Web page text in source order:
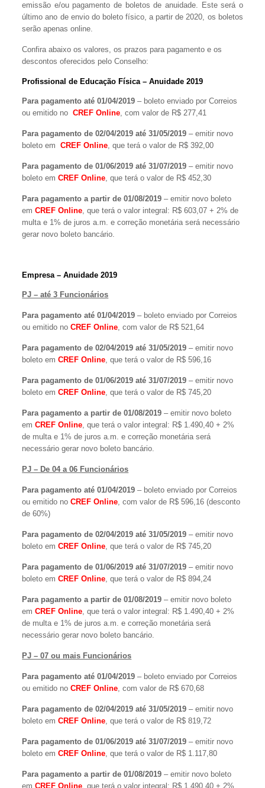
emissão e/ou pagamento de boletos de anuidade. Este será o
último ano de envio do boleto físico, a partir de 2020, os boletos
serão apenas online.
Confira abaixo os valores, os prazos para pagamento e os
descontos oferecidos pelo Conselho:
Profissional de Educação Física – Anuidade 2019
Para pagamento até 01/04/2019 – boleto enviado por Correios
ou emitido noCREF Online, com valor de R$ 277,41
Para pagamento de 02/04/2019 até 31/05/2019 – emitir novo
boleto emCREF Online, que terá o valor de R$ 392,00
Para pagamento de 01/06/2019 até 31/07/2019 – emitir novo
boleto emCREF Online, que terá o valor de R$ 452,30
Para pagamento a partir de 01/08/2019 – emitir novo boleto
emCREF Online, que terá o valor integral: R$ 603,07 + 2% de
multa e 1% de juros a.m. e correção monetária será necessário
gerar novo boleto bancário.
Empresa – Anuidade 2019
PJ – até 3 Funcionários
Para pagamento até 01/04/2019 – boleto enviado por Correios
ou emitido noCREF Online, com valor de R$ 521,64
Para pagamento de 02/04/2019 até 31/05/2019 – emitir novo
boleto emCREF Online, que terá o valor de R$ 596,16
Para pagamento de 01/06/2019 até 31/07/2019 – emitir novo
boleto emCREF Online, que terá o valor de R$ 745,20
Para pagamento a partir de 01/08/2019 – emitir novo boleto
emCREF Online, que terá o valor integral: R$ 1.490,40 + 2%
de multa e 1% de juros a.m. e correção monetária será
necessário gerar novo boleto bancário.
PJ – De 04 a 06 Funcionários
Para pagamento até 01/04/2019 – boleto enviado por Correios
ou emitido noCREF Online, com valor de R$ 596,16 (desconto
de 60%)
Para pagamento de 02/04/2019 até 31/05/2019 – emitir novo
boleto emCREF Online, que terá o valor de R$ 745,20
Para pagamento de 01/06/2019 até 31/07/2019 – emitir novo
boleto emCREF Online, que terá o valor de R$ 894,24
Para pagamento a partir de 01/08/2019 – emitir novo boleto
emCREF Online, que terá o valor integral: R$ 1.490,40 + 2%
de multa e 1% de juros a.m. e correção monetária será
necessário gerar novo boleto bancário.
PJ – 07 ou mais Funcionários
Para pagamento até 01/04/2019 – boleto enviado por Correios
ou emitido noCREF Online, com valor de R$ 670,68
Para pagamento de 02/04/2019 até 31/05/2019 – emitir novo
boleto emCREF Online, que terá o valor de R$ 819,72
Para pagamento de 01/06/2019 até 31/07/2019 – emitir novo
boleto emCREF Online, que terá o valor de R$ 1.117,80
Para pagamento a partir de 01/08/2019 – emitir novo boleto
emCREF Online, que terá o valor integral: R$ 1.490,40 + 2%